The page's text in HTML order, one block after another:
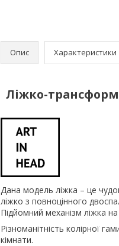
Опис Характеристики
Ліжко-
Дана модель ліжка – це
ліжко з повноцінного
Підйомний механізм ліжка
Різноманітність колірної
кімнати.